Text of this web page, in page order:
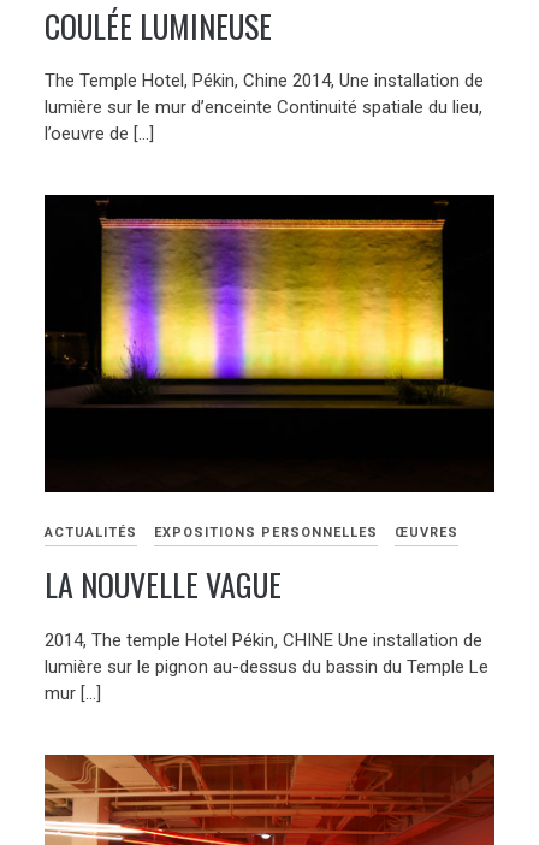
COULÉE LUMINEUSE
The Temple Hotel, Pékin, Chine 2014, Une installation de
lumière sur le mur d’enceinte Continuité spatiale du lieu,
l’oeuvre de […]
ACTUALITÉS EXPOSITIONS PERSONNELLES ŒUVRES
LA NOUVELLE VAGUE
2014, The temple Hotel Pékin, CHINE Une installation de
lumière sur le pignon au-dessus du bassin du Temple Le
mur […]